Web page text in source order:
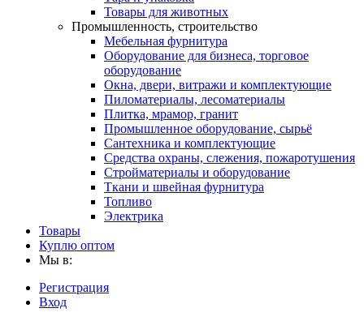
Товары для животных
Промышленность, строительство
Мебельная фурнитура
Оборудование для бизнеса, торговое
оборудование
Окна, двери, витражи и комплектующие
Пиломатериалы, лесоматериалы
Плитка, мрамор, гранит
Промышленное оборудование, сырьё
Сантехника и комплектующие
Средства охраны, слежения, пожаротушения
Стройматериалы и оборудование
Ткани и швейная фурнитура
Топливо
Электрика
Товары
Куплю оптом
Мы в:
Регистрация
Вход